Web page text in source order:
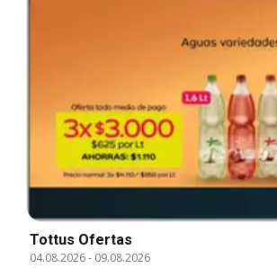
Tottus Ofertas
04.08.2026- 09.08.2026